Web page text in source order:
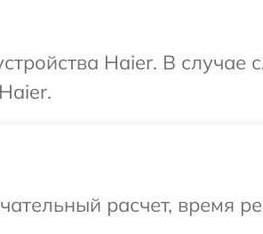
Haier. В случае
расчет, время